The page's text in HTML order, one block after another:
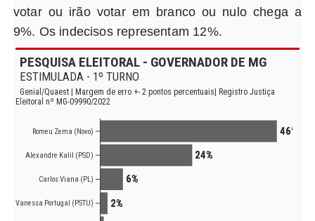
votar ou irão votar em branco ou nulo chega a
9%. Os indecisos representam 12%.